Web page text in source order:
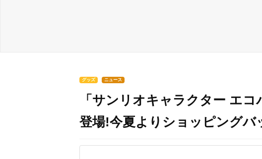
グッズ ニュース
「サンリオキャラクター エ
登場!今夏よりショッピングバ